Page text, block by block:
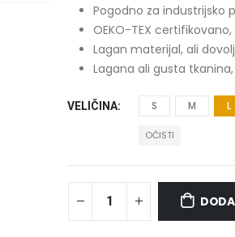
Pogodno za
OEKO-TEX
Lagan materijal, ali
Lagana ali gusta
VELIČINA S M L
OČISTI